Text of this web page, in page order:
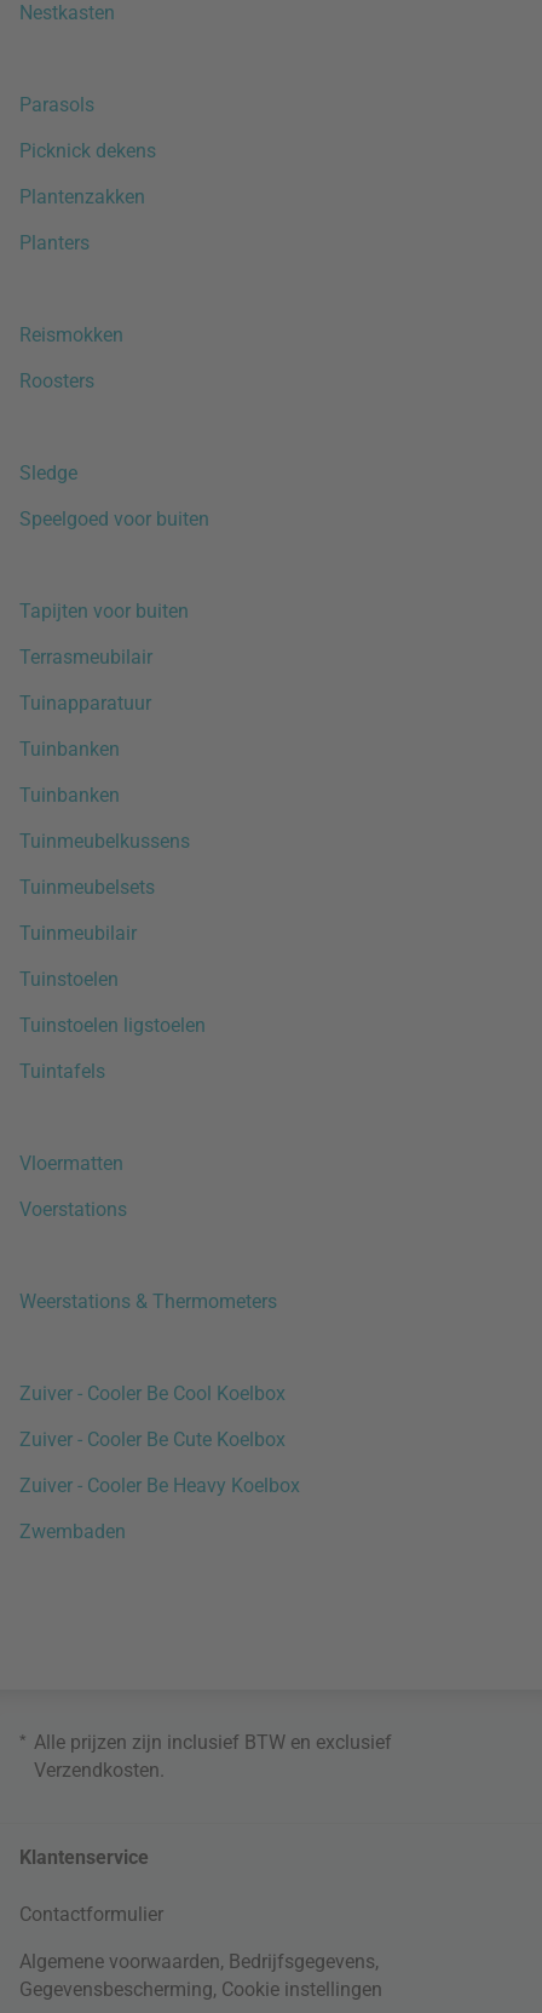
Nestkasten
Parasols
Picknick dekens
Plantenzakken
Planters
Reismokken
Roosters
Sledge
Speelgoed voor buiten
Tapijten voor buiten
Terrasmeubilair
Tuinapparatuur
Tuinbanken
Tuinbanken
Tuinmeubelkussens
Tuinmeubelsets
Tuinmeubilair
Tuinstoelen
Tuinstoelen ligstoelen
Tuintafels
Vloermatten
Voerstations
Weerstations & Thermometers
Zuiver - Cooler Be Cool Koelbox
Zuiver - Cooler Be Cute Koelbox
Zuiver - Cooler Be Heavy Koelbox
Zwembaden
* Alle prijzen zijn inclusief BTW en exclusief
Verzendkosten.
Klantenservice
Contactformulier
Algemene voorwaarden, Bedrijfsgegevens,
Gegevensbescherming, Cookie instellingen